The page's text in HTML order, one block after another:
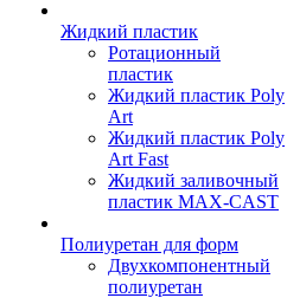
Жидкий пластик
Ротационный
пластик
Жидкий пластик Poly
Art
Жидкий пластик Poly
Art Fast
Жидкий заливочный
пластик MAX-CAST
Полиуретан для форм
Двухкомпонентный
полиуретан